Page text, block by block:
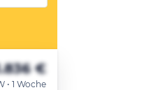
€
• 1 Woche